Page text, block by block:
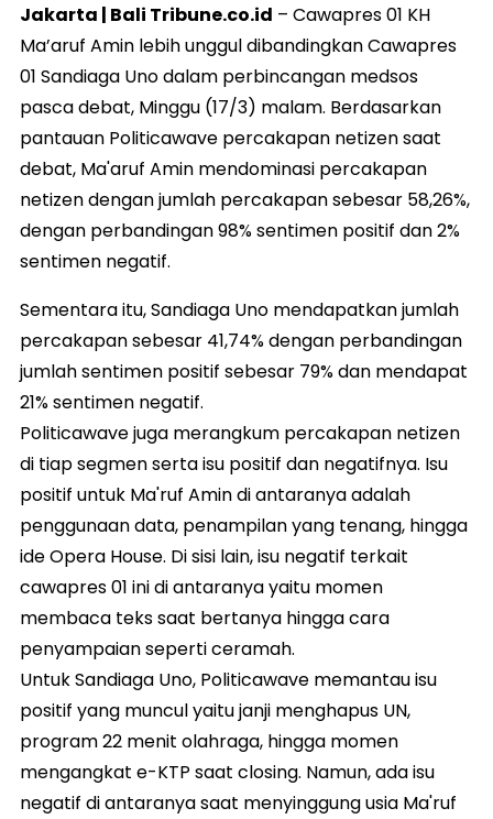
Jakarta | Bali Tribune.co.id – Cawapres 01 KH
Ma’aruf Amin lebih unggul dibandingkan Cawapres
01 Sandiaga Uno dalam perbincangan medsos
pasca debat, Minggu (17/3) malam. Berdasarkan
pantauan Politicawave percakapan netizen saat
debat, Ma'aruf Amin mendominasi percakapan
netizen dengan jumlah percakapan sebesar 58,26%,
dengan perbandingan 98% sentimen positif dan 2%
sentimen negatif.
Sementara itu, Sandiaga Uno mendapatkan jumlah
percakapan sebesar 41,74% dengan perbandingan
jumlah sentimen positif sebesar 79% dan mendapat
21% sentimen negatif.
Politicawave juga merangkum percakapan netizen
di tiap segmen serta isu positif dan negatifnya. Isu
positif untuk Ma'ruf Amin di antaranya adalah
penggunaan data, penampilan yang tenang, hingga
ide Opera House. Di sisi lain, isu negatif terkait
cawapres 01 ini di antaranya yaitu momen
membaca teks saat bertanya hingga cara
penyampaian seperti ceramah.
Untuk Sandiaga Uno, Politicawave memantau isu
positif yang muncul yaitu janji menghapus UN,
program 22 menit olahraga, hingga momen
mengangkat e-KTP saat closing. Namun, ada isu
negatif di antaranya saat menyinggung usia Ma'ruf